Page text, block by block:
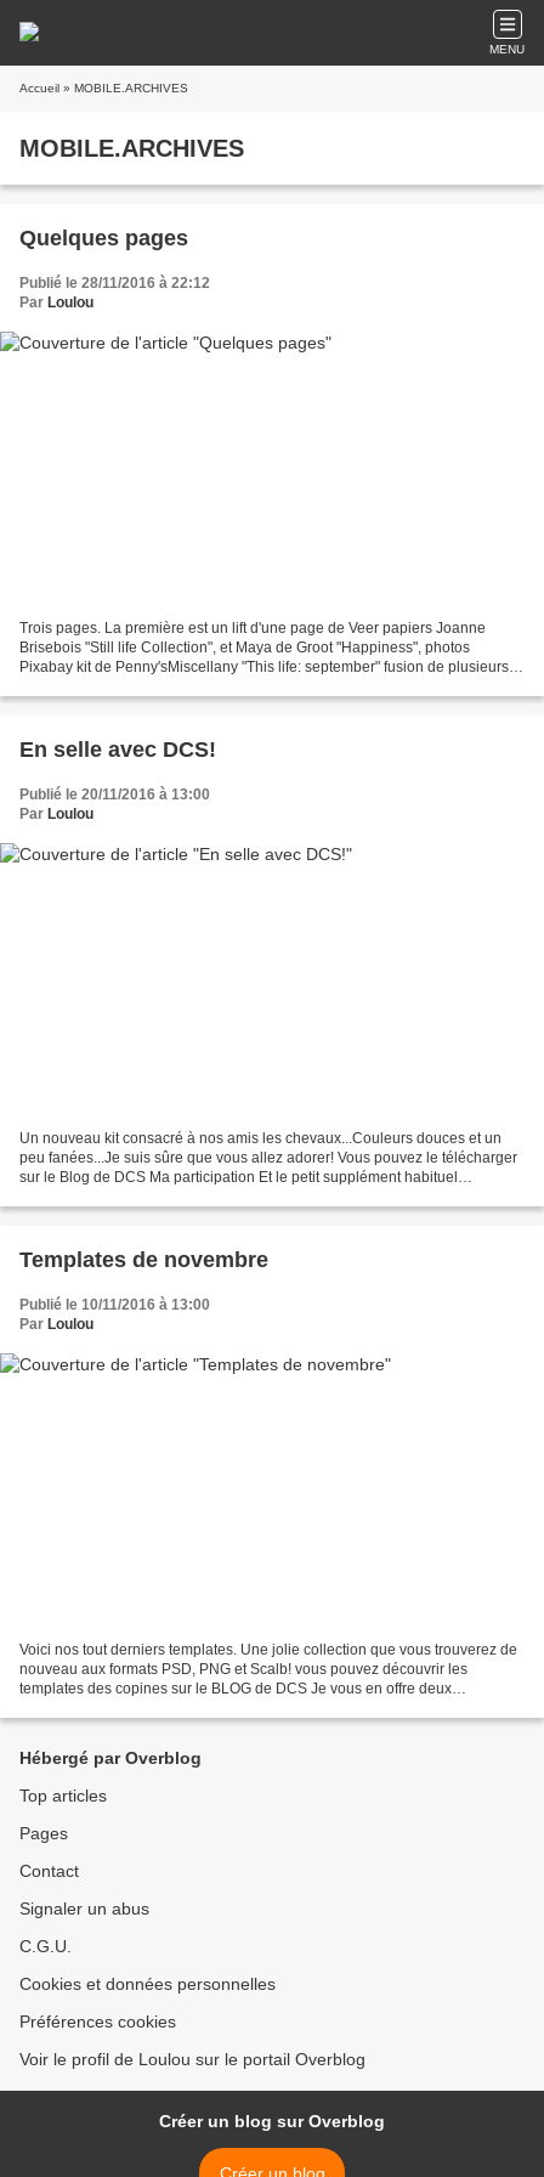
MENU
Accueil » MOBILE.ARCHIVES
MOBILE.ARCHIVES
Quelques pages
Publié le 28/11/2016 à 22:12
Par Loulou
Trois pages. La première est un lift d'une page de Veer papiers Joanne
Brisebois "Still life Collection", et Maya de Groot "Happiness", photos
Pixabay kit de Penny'sMiscellany "This life: september" fusion de plusieurs
En selle avec DCS!
Publié le 20/11/2016 à 13:00
Par Loulou
Un nouveau kit consacré à nos amis les chevaux...Couleurs douces et un
peu fanées...Je suis sûre que vous allez adorer! Vous pouvez le télécharger
sur le Blog de DCS Ma participation Et le petit supplément habituel
Templates de novembre
Publié le 10/11/2016 à 13:00
Par Loulou
Voici nos tout derniers templates. Une jolie collection que vous trouverez de
nouveau aux formats PSD, PNG et Scalb! vous pouvez découvrir les
templates des copines sur le BLOG de DCS Je vous en offre deux
Hébergé par Overblog
Top articles
Pages
Contact
Signaler un abus
C.G.U.
Cookies et données personnelles
Préférences cookies
Voir le profil de Loulou sur le portail Overblog
Créer un blog sur Overblog